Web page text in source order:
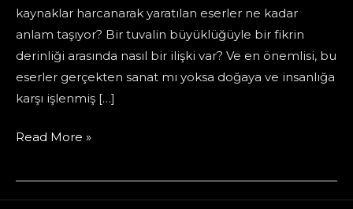
kaynaklar harcanarak yaratılan eserler ne kadar
anlam taşıyor? Bir tuvalin büyüklüğüyle bir fikrin
derinliği arasında nasıl bir ilişki var? Ve en önemlisi, bu
eserler gerçekten sanat mı yoksa doğaya ve insanlığa
karşı işlenmiş […]
İsraf
Yaratıcılığın
Doğaya
Read More »